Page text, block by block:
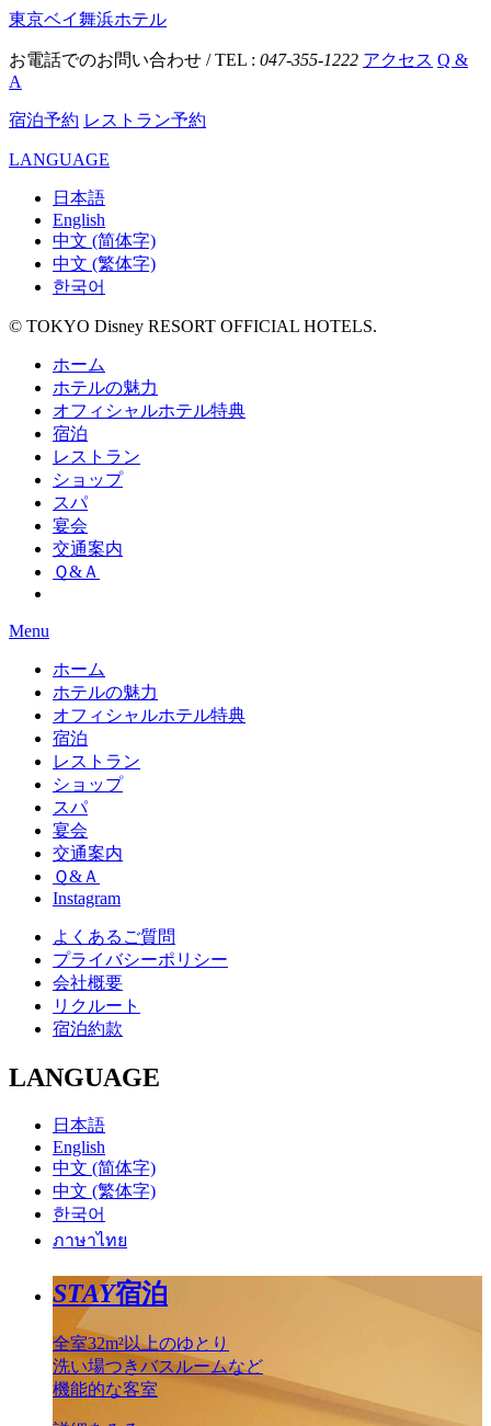
東京ベイ舞浜ホテル
お電話でのお問い合わせ / TEL : 047-355-1222 アクセス Q &
A
宿泊予約 レストラン予約
LANGUAGE
日本語
English
中文 (简体字)
中文 (繁体字)
한국어
© TOKYO Disney RESORT OFFICIAL HOTELS.
ホーム
ホテルの魅力
オフィシャルホテル特典
宿泊
レストラン
ショップ
スパ
宴会
交通案内
Ｑ&Ａ
Menu
ホーム
ホテルの魅力
オフィシャルホテル特典
宿泊
レストラン
ショップ
スパ
宴会
交通案内
Ｑ&Ａ
Instagram
よくあるご質問
プライバシーポリシー
会社概要
リクルート
宿泊約款
LANGUAGE
日本語
English
中文 (简体字)
中文 (繁体字)
한국어
ภาษาไทย
STAY宿泊
全室32m²以上のゆとり
洗い場つきバスルームなど
機能的な客室